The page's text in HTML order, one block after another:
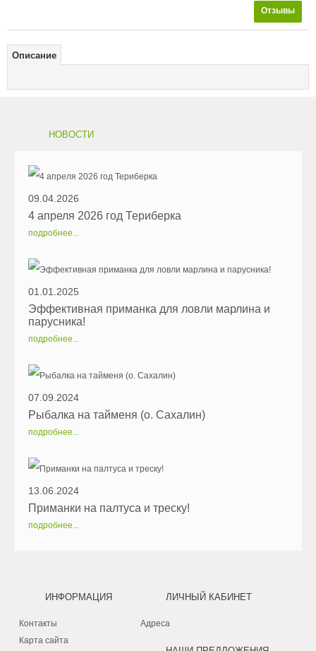
Отзывы
Описание
НОВОСТИ
09.04.2026
4 апреля 2026 год Териберка
подробнее...
01.01.2025
Эффективная приманка для ловли марлина и
парусника!
подробнее...
07.09.2024
Рыбалка на тайменя (о. Сахалин)
подробнее...
13.06.2024
Приманки на палтуса и треску!
подробнее...
ИНФОРМАЦИЯ
Контакты
Карта сайта
ЛИЧНЫЙ КАБИНЕТ
Адреса